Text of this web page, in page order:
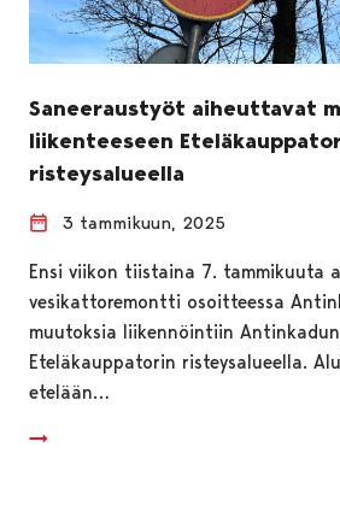
Saneeraustyöt aiheuttavat
liikenteeseen
risteysalueella
3 tammikuun, 2025
Ensi viikon tiistaina 7. tammikuuta
vesikattoremontti osoitteessa
muutoksia liikennöintiin
Eteläkauppatorin risteysalueella.
etelään…